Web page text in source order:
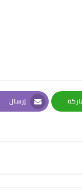
إرسال
Email